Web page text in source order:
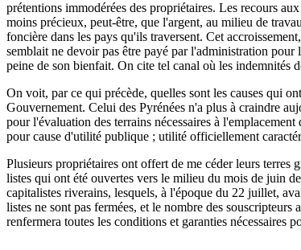
prétentions immodérées des propriétaires. Les recours
moins précieux, peut-être, que l'argent, au milieu de
foncière dans les pays qu'ils traversent. Cet
semblait ne devoir pas être payé par l'administration pour
peine de son bienfait. On cite tel canal où les indemnités
On voit, par ce qui précède, quelles sont les causes qui
Gouvernement. Celui des Pyrénées n'a plus à craindre
pour l'évaluation des terrains nécessaires à
pour cause d'utilité publique ; utilité officiellement
Plusieurs propriétaires ont offert de me céder leurs
listes qui ont été ouvertes vers le milieu du mois de juin
capitalistes riverains, lesquels, à l'époque du 22 juillet,
listes ne sont pas fermées, et le nombre des
renfermera toutes les conditions et garanties nécessaires